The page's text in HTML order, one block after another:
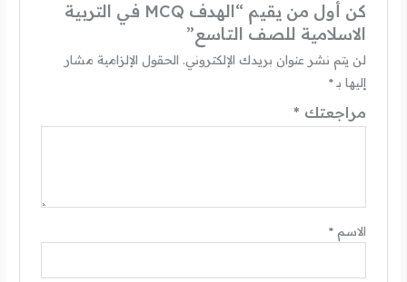
كن أول من يقيم “الهدف MCQ في التربية
الاسلامية للصف التاسع”
لن يتم نشر عنوان بريدك الإلكتروني. الحقول الإلزامية مشار
إليها بـ*
مراجعتك *
الاسم *